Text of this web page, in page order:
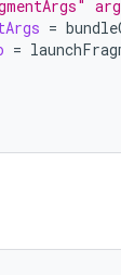
=
=